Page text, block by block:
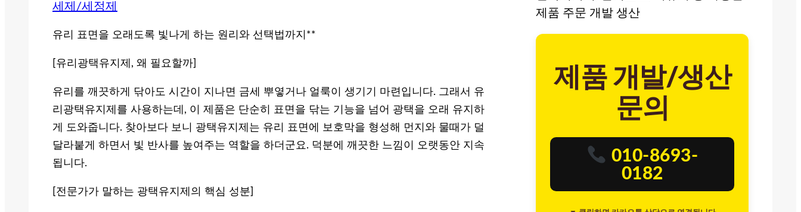
세제/세정제
유리 표면을 오래도록 빛나게 하는 원리와 선택법까지**
[유리광택유지제, 왜 필요할까]
유리를 깨끗하게 닦아도 시간이 지나면 금세 뿌옇거나 얼룩이 생기기 마련입니다. 그래서 유
리광택유지제를 사용하는데, 이 제품은 단순히 표면을 닦는 기능을 넘어 광택을 오래 유지하
게 도와줍니다. 찾아보다 보니 광택유지제는 유리 표면에 보호막을 형성해 먼지와 물때가 덜
달라붙게 하면서 빛 반사를 높여주는 역할을 하더군요. 덕분에 깨끗한 느낌이 오랫동안 지속
됩니다.
[전문가가 말하는 광택유지제의 핵심 성분]
제품 주문 개발 생산
제품 개발/생산
문의
010-8693-
0182